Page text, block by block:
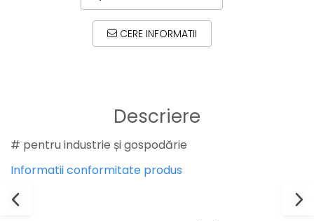
CERE INFORMATII
Descriere
# pentru industrie și gospodărie
Informatii conformitate produs